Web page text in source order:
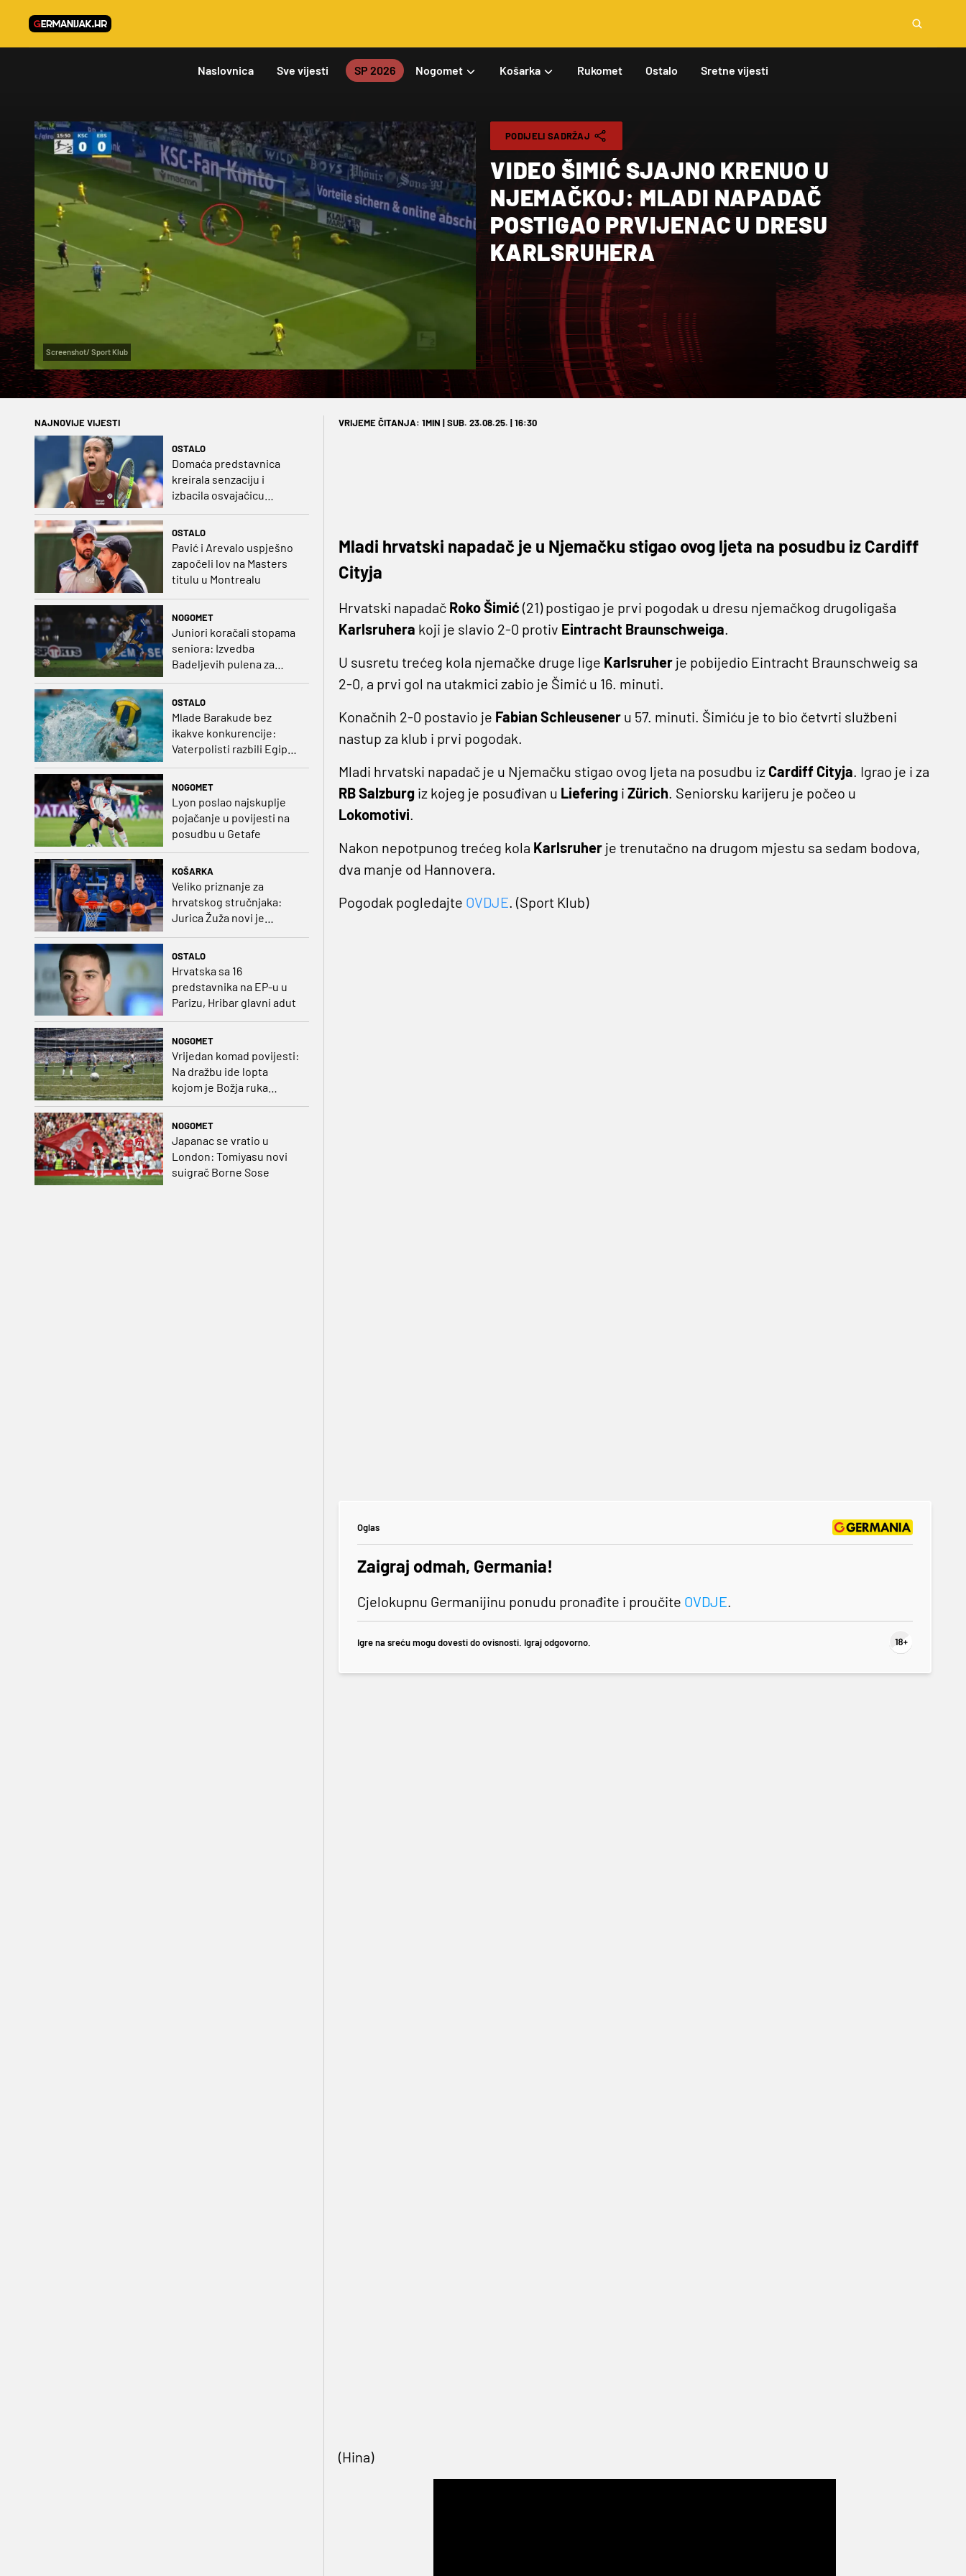
Naslovnica Sve vijesti SP 2026 Nogomet Košarka Rukomet Ostalo Sretne vijesti
Screenshot/ Sport Klub
PODIJELI SADRŽAJ
VIDEO ŠIMIĆ SJAJNO KRENUO U
NJEMAČKOJ: MLADI NAPADAČ
POSTIGAO PRVIJENAC U DRESU
KARLSRUHERA
NAJNOVIJE VIJESTI
OSTALO
Domaća predstavnica
kreirala senzaciju i
izbacila osvajačicu
OSTALO
Pavić i Arevalo uspješno
započeli lov na Masters
titulu u Montrealu
NOGOMET
Juniori koračali stopama
seniora: Izvedba
Badeljevih pulena za
čistu peticu protiv
OSTALO
Mlade Barakude bez
ikakve konkurencije:
Vaterpolisti razbili Egipat
za polufinale SP-a!
NOGOMET
Lyon poslao najskuplje
pojačanje u povijesti na
posudbu u Getafe
KOŠARKA
Veliko priznanje za
hrvatskog stručnjaka:
Jurica Žuža novi je
OSTALO
Hrvatska sa 16
predstavnika na EP-u u
Parizu, Hribar glavni adut
NOGOMET
Vrijedan komad povijesti:
Na dražbu ide lopta
kojom je Božja ruka
NOGOMET
Japanac se vratio u
London: Tomiyasu novi
suigrač Borne Sose
VRIJEME ČITANJA: 1MIN | SUB. 23.08.25. | 16:30
Mladi hrvatski napadač je u Njemačku stigao ovog ljeta na posudbu iz Cardiff
Cityja
Hrvatski napadač Roko Šimić (21) postigao je prvi pogodak u dresu njemačkog drugoligaša
Karlsruhera koji je slavio 2-0 protiv Eintracht Braunschweiga.
U susretu trećeg kola njemačke druge lige Karlsruher je pobijedio Eintracht Braunschweig sa
2-0, a prvi gol na utakmici zabio je Šimić u 16. minuti.
Konačnih 2-0 postavio je Fabian Schleuseneru 57. minuti. Šimiću je to bio četvrti službeni
nastup za klub i prvi pogodak.
Mladi hrvatski napadač je u Njemačku stigao ovog ljeta na posudbu iz Cardiff Cityja. Igrao je i za
RB Salzburgiz kojeg je posuđivan u Liefering i Zürich. Seniorsku karijeru je počeo u
Lokomotivi.
Nakon nepotpunog trećeg kola Karlsruher je trenutačno na drugom mjestu sa sedam bodova,
dva manje od Hannovera.
Pogodak pogledajte OVDJE. (Sport Klub)
Oglas
Zaigraj odmah, Germania!
Cjelokupnu Germanijinu ponudu pronađite i proučite OVDJE.
Igre na sreću mogu dovesti do ovisnosti. Igraj odgovorno.
(Hina)